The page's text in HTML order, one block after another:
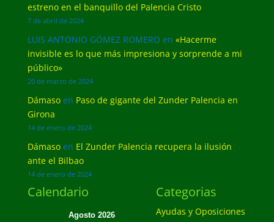
estreno en el banquillo del Palencia Cristo
7 de abril de 2024
LUIS ANTONIO GÓMEZ ROMERO en «Hacerme
invisible es lo que más impresiona y sorprende a mi
público»
20 de marzo de 2024
Dámasoen Paso de gigante del Zunder Palencia en
Girona
14 de enero de 2024
Dámasoen El Zunder Palencia recupera la ilusión
ante el Bilbao
14 de enero de 2024
Calendario
Agosto 2026
Categorias
Ayudas y Oposiciones